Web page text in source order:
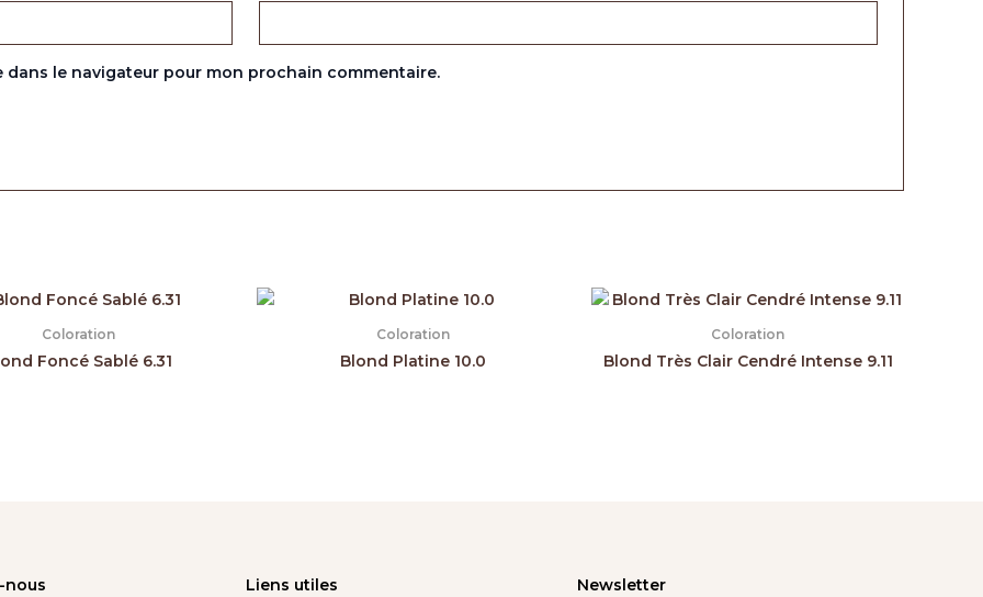
le navigateur pour mon prochain commentaire.
Coloration
Foncé Sablé 6.31
Coloration
Blond Platine 10.0
Coloration
Blond Très Clair Cendré Intense 9.11
nous Liens utiles Newsletter